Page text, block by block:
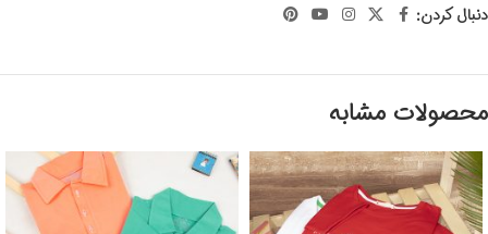
دنبال کردن:
محصولات مشابه